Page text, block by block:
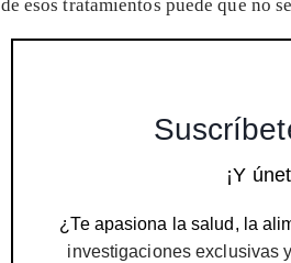
de esos tratamientos puede que no
¡Y
¿Te apasiona la salud, la
investigaciones exclusivas